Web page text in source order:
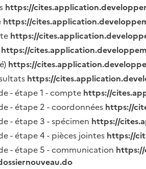
https://
https://
https://
https://
https://
https://
- étape 1 - compte https://
- étape 2 - coordonnées https://
- étape 3 - spécimen https://
- étape 4 - pièces jointes https://
- étape 5 - communication